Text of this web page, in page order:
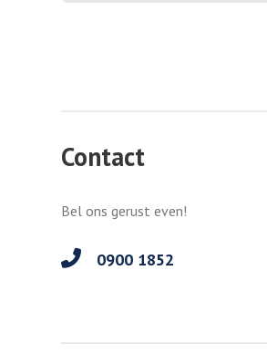
Contact
Bel ons gerust even!
0900 1852